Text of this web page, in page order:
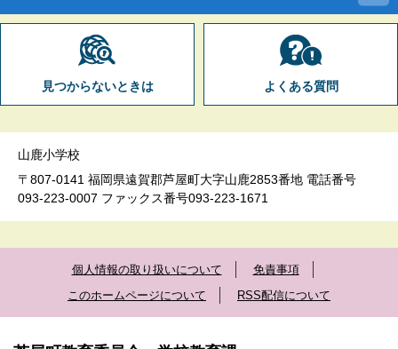
見つからないときは よくある質問
山鹿小学校
〒807-0141 福岡県遠賀郡芦屋町大字山鹿2853番地 電話番号
093-223-0007 ファックス番号093-223-1671
個人情報の取り扱いについて
免責事項
このホームページについて
RSS配信について